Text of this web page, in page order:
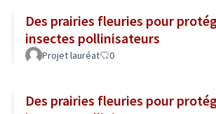
Des prairies fleuries pour
insectes pollinisateurs
Projet lauréat 0
Des prairies fleuries pour